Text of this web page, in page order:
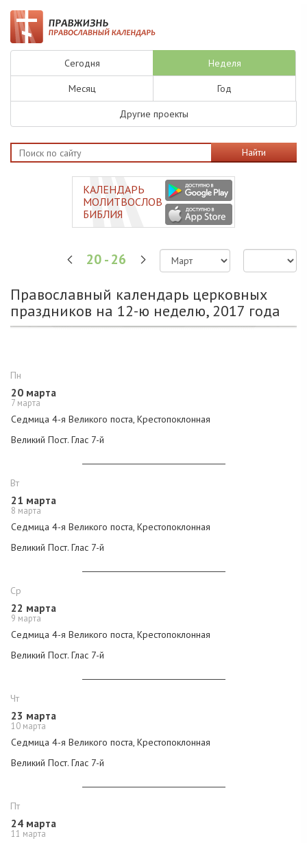
Сегодня Неделя
Месяц Год
Другие проекты
Найти
КАЛЕНДАРЬ
МОЛИТВОСЛОВ
БИБЛИЯ
20 - 26
Православный календарь церковных
праздников на 12-ю неделю, 2017 года
Пн
20 марта
7 марта
Седмица 4-я Великого поста, Крестопоклонная
Великий Пост. Глас 7-й
Вт
21 марта
8 марта
Седмица 4-я Великого поста, Крестопоклонная
Великий Пост. Глас 7-й
Ср
22 марта
9 марта
Седмица 4-я Великого поста, Крестопоклонная
Великий Пост. Глас 7-й
Чт
23 марта
10 марта
Седмица 4-я Великого поста, Крестопоклонная
Великий Пост. Глас 7-й
Пт
24 марта
11 марта